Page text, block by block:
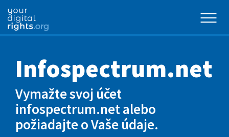
Infospectrum.net
Vymažte svoj účet
infospectrum.net alebo
požiadajte o Vaše údaje.